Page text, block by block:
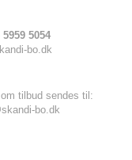
5054
bo.dk
tilbud sendes til:
bo.dk